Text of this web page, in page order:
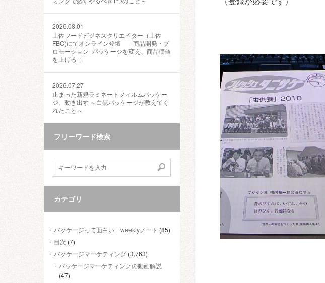
2026.08.01
土佐フードビジネスクリエイター（土佐
FBC)にてオンライン登壇 「商品開発・プ
ロモーション ‐パッケージを変え、商品価値
を上げる‐」
2026.07.27
止まった新規ラミネートフィルムパッケー
ジ、動き出す ～白黒パッケージが教えてく
れたこと～
フリーワード検索
カテゴリ
パッケージって面白い weeklyノート (85)
目次 (7)
パッケージマーケティング (3,763)
パッケージマーケティングの動画解説
(47)